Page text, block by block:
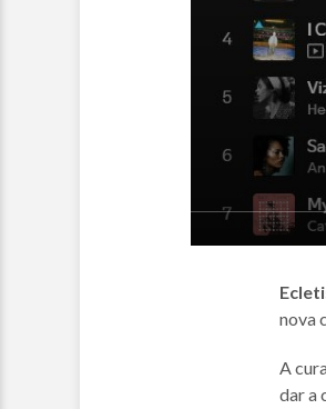
nova
A
dar a